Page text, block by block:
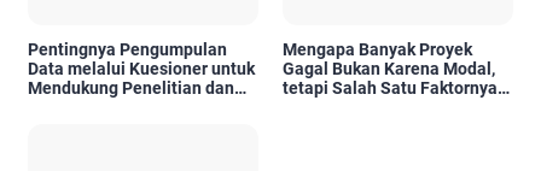
Pentingnya Pengumpulan
Data melalui Kuesioner untuk
Mendukung Penelitian dan
Mengapa Banyak Proyek
Gagal Bukan Karena Modal,
tetapi Salah Satu Faktornya